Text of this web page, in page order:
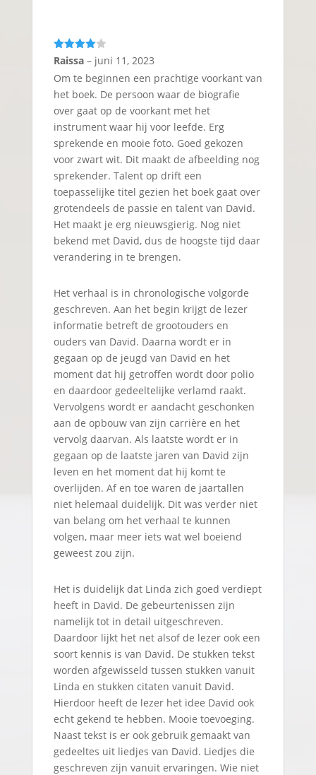
Gewaarde
erd4uit
5
Raissa – juni 11, 2023
Om te beginnen een prachtige voorkant van
het boek. De persoon waar de biografie
over gaat op de voorkant met het
instrument waar hij voor leefde. Erg
sprekende en mooie foto. Goed gekozen
voor zwart wit. Dit maakt de afbeelding nog
sprekender. Talent op drift een
toepasselijke titel gezien het boek gaat over
grotendeels de passie en talent van David.
Het maakt je erg nieuwsgierig. Nog niet
bekend met David, dus de hoogste tijd daar
verandering in te brengen.
Het verhaal is in chronologische volgorde
geschreven. Aan het begin krijgt de lezer
informatie betreft de grootouders en
ouders van David. Daarna wordt er in
gegaan op de jeugd van David en het
moment dat hij getroffen wordt door polio
en daardoor gedeeltelijke verlamd raakt.
Vervolgens wordt er aandacht geschonken
aan de opbouw van zijn carrière en het
vervolg daarvan. Als laatste wordt er in
gegaan op de laatste jaren van David zijn
leven en het moment dat hij komt te
overlijden. Af en toe waren de jaartallen
niet helemaal duidelijk. Dit was verder niet
van belang om het verhaal te kunnen
volgen, maar meer iets wat wel boeiend
geweest zou zijn.
Het is duidelijk dat Linda zich goed verdiept
heeft in David. De gebeurtenissen zijn
namelijk tot in detail uitgeschreven.
Daardoor lijkt het net alsof de lezer ook een
soort kennis is van David. De stukken tekst
worden afgewisseld tussen stukken vanuit
Linda en stukken citaten vanuit David.
Hierdoor heeft de lezer het idee David ook
echt gekend te hebben. Mooie toevoeging.
Naast tekst is er ook gebruik gemaakt van
gedeeltes uit liedjes van David. Liedjes die
geschreven zijn vanuit ervaringen. Wie niet